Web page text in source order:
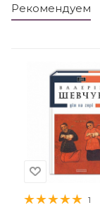
Рекомендуем
1